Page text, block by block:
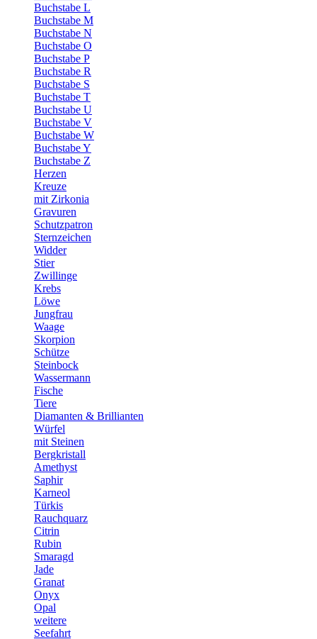
Buchstabe L
Buchstabe M
Buchstabe N
Buchstabe O
Buchstabe P
Buchstabe R
Buchstabe S
Buchstabe T
Buchstabe U
Buchstabe V
Buchstabe W
Buchstabe Y
Buchstabe Z
Herzen
Kreuze
mit Zirkonia
Gravuren
Schutzpatron
Sternzeichen
Widder
Stier
Zwillinge
Krebs
Löwe
Jungfrau
Waage
Skorpion
Schütze
Steinbock
Wassermann
Fische
Tiere
Diamanten & Brillianten
Würfel
mit Steinen
Bergkristall
Amethyst
Saphir
Karneol
Türkis
Rauchquarz
Citrin
Rubin
Smaragd
Jade
Granat
Onyx
Opal
weitere
Seefahrt